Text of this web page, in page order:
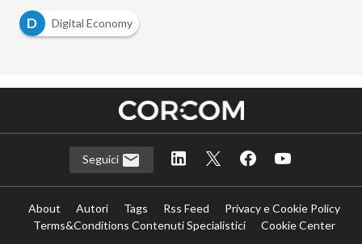
D
Digital Economy
Seguici
About Autori Tags Rss Feed
Privacy e Cookie Policy
Terms&Conditions Contenuti Specialistici
Cookie Center